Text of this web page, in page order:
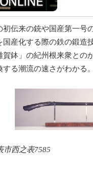
伝来の銃や国産第一号
産化する際の鉄の鍛造
鉢」の紀州根来衆との
る潮流の速さがわかる。
西之表7585